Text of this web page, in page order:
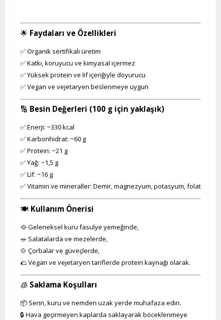
🌟 Faydaları ve Özellikleri
✅ Organik sertifikalı üretim
✅ Katkı, koruyucu ve kimyasal içermez
✅ Yüksek protein ve lif içeriğiyle doyurucu
✅ Vegan ve vejetaryen beslenmeye uygun
🔢 Besin Değerleri (100 g için yaklaşık)
✅ Enerji: ~330 kcal
✅ Karbonhidrat: ~60 g
✅ Protein: ~21 g
✅ Yağ: ~1,5 g
✅ Lif: ~16 g
✅ Vitamin ve mineraller: Demir, magnezyum, potasyum, folat
🍽️ Kullanım Önerisi
🥘 Geleneksel kuru fasulye yemeğinde,
🥗 Salatalarda ve mezelerde,
🍲 Çorbalar ve güveçlerde,
🌮 Vegan ve vejetaryen tariflerde protein kaynağı olarak.
🧊 Saklama Koşulları
📦 Serin, kuru ve nemden uzak yerde muhafaza edin.
🔒 Hava geçirmeyen kaplarda saklayarak böceklenmeye